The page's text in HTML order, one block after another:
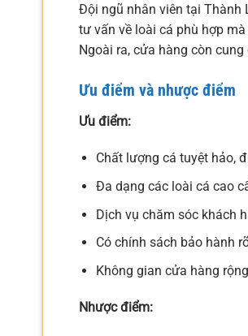
Đội ngũ nhân viên tại Thành
tư vấn về loài cá phù hợp
Ngoài ra, cửa hàng còn cung
Ưu điểm và nhược điểm
Ưu điểm:
Chất lượng cá tuyệt hảo,
Đa dạng các loài cá cao
Dịch vụ chăm sóc khách
Có chính sách bảo hành
Không gian cửa hàng
Nhược điểm: